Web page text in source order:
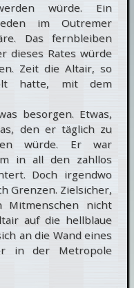
würde. Ein
im Outremer
Das fernbleiben
dieses Rates würde
Zeit die Altair, so
hatte, mit dem
besorgen. Etwas,
den er täglich zu
würde. Er war
in all den zahllos
Doch irgendwo
Grenzen. Zielsicher,
Mitmenschen nicht
auf die hellblaue
an die Wand eines
in der Metropole